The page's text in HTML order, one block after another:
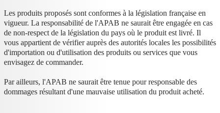
Les produits proposés sont conformes à la législation française en
vigueur. La responsabilité de l'APAB ne saurait être engagée en cas
de non-respect de la législation du pays où le produit est livré. Il
vous appartient de vérifier auprès des autorités locales les possibilités
d'importation ou d'utilisation des produits ou services que vous
envisagez de commander.
Par ailleurs, l'APAB ne saurait être tenue pour responsable des
dommages résultant d'une mauvaise utilisation du produit acheté.